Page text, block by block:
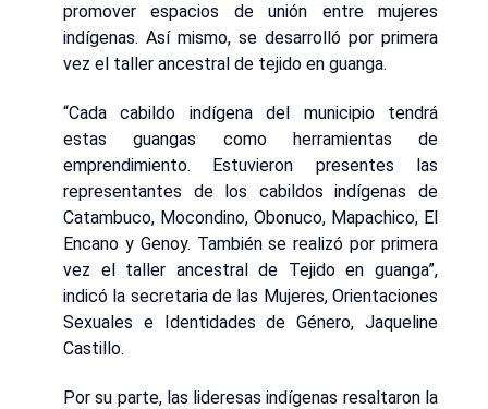
promover espacios de unión entre mujeres
indígenas. Así mismo, se desarrolló por primera
vez el taller ancestral de tejido en guanga.
“Cada cabildo indígena del municipio tendrá
estas guangas como herramientas de
emprendimiento. Estuvieron presentes las
representantes de los cabildos indígenas de
Catambuco, Mocondino, Obonuco, Mapachico, El
Encano y Genoy. También se realizó por primera
vez el taller ancestral de Tejido en guanga”,
indicó la secretaria de las Mujeres, Orientaciones
Sexuales e Identidades de Género, Jaqueline
Castillo.
Por su parte, las lideresas indígenas resaltaron la